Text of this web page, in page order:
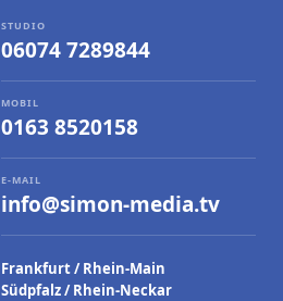
STUDIO
06074 7289844
MOBIL
0163 8520158
E-MAIL
info@simon-media.tv
Frankfurt / Rhein-Main
Südpfalz / Rhein-Neckar